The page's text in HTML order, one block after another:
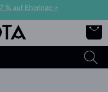
% auf Eheringe->